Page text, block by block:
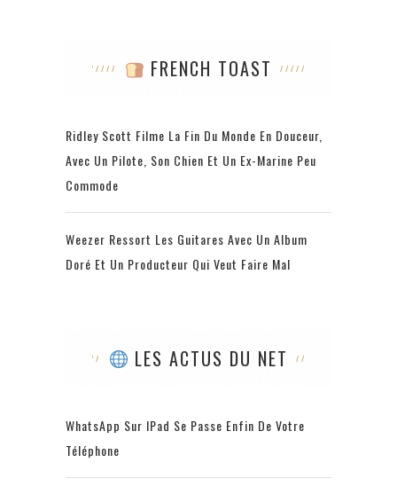
FRENCH TOAST
Ridley Scott Filme La Fin Du Monde En Douceur,
Avec Un Pilote, Son Chien Et Un Ex-Marine Peu
Commode
Weezer Ressort Les Guitares Avec Un Album
Doré Et Un Producteur Qui Veut Faire Mal
LES ACTUS DU NET
WhatsApp Sur IPad Se Passe Enfin De Votre
Téléphone